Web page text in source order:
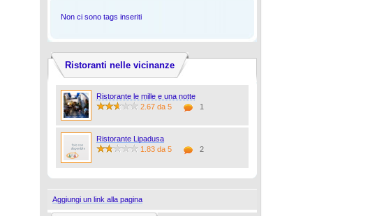
Non ci sono tags inseriti
Ristoranti nelle vicinanze
Ristorante le mille e una notte
2.67 da 5
1
Ristorante Lipadusa
1.83 da 5
2
Aggiungi un link alla pagina